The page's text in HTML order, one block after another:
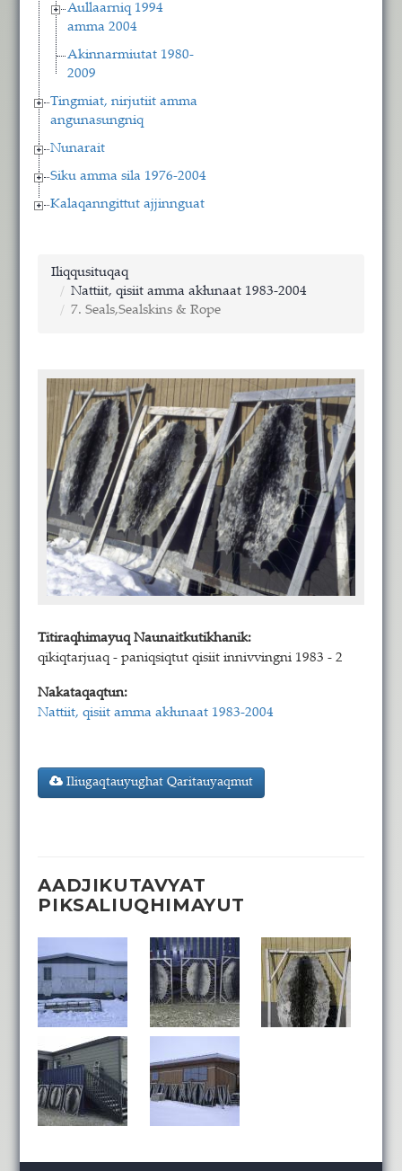
Aullaarniq 1994
amma 2004
Akinnarmiutat 1980-
2009
Tingmiat, nirjutiit amma
angunasungniq
Nunarait
Siku amma sila 1976-2004
Kalaqanngittut ajjinnguat
Iliqqusituqaq
Nattiit, qisiit amma akłunaat 1983-2004
7. Seals,Sealskins & Rope
Titiraqhimayuq Naunaitkutikhanik:
qikiqtarjuaq - paniqsiqtut qisiit innivvingni 1983 - 2
Nakataqaqtun:
Nattiit, qisiit amma akłunaat 1983-2004
Iliugaqtauyughat Qaritauyaqmut
AADJIKUTAVYAT
PIKSALIUQHIMAYUT